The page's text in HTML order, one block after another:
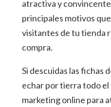
atractiva y convincente
principales motivos
visitantes de tu tienda
compra.
Si descuidas las fichas
echar por tierra todo
marketing online para